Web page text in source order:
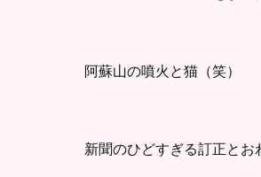
阿蘇山の噴火と猫（笑）
新聞のひどすぎる訂正とお